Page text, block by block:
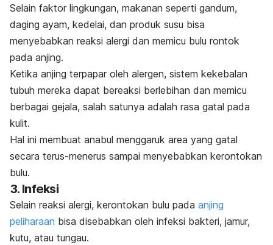
Selain faktor lingkungan, makanan seperti gandum,
daging ayam, kedelai, dan produk susu bisa
menyebabkan reaksi alergi dan memicu bulu rontok
pada anjing.
Ketika anjing terpapar oleh alergen, sistem kekebalan
tubuh mereka dapat bereaksi berlebihan dan memicu
berbagai gejala, salah satunya adalah rasa gatal pada
kulit.
Hal ini membuat anabul menggaruk area yang gatal
secara terus-menerus sampai menyebabkan kerontokan
bulu.
3. Infeksi
Selain reaksi alergi, kerontokan bulu pada anjing
peliharaan bisa disebabkan oleh infeksi bakteri, jamur,
kutu, atau tungau.